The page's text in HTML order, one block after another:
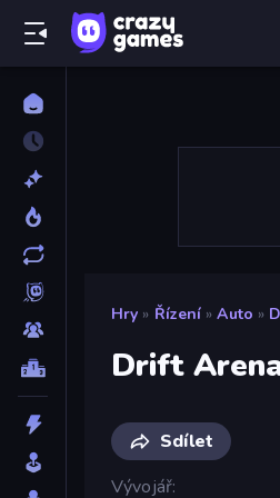
Hry » Řízení » Auto »
Drift
Sdílet
Vývojář